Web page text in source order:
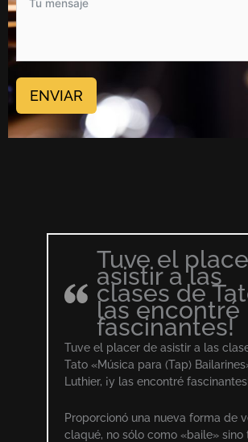
ENVIAR
Tuve el
asistir a las
clases de
las encontré
fascinantes!
Tuve el placer de asistir a las
Tato «Música para (Tap)
Luthier, ¡y las encontré
Proporcionó una nueva forma de
claqué, no sólo como «baile» sino